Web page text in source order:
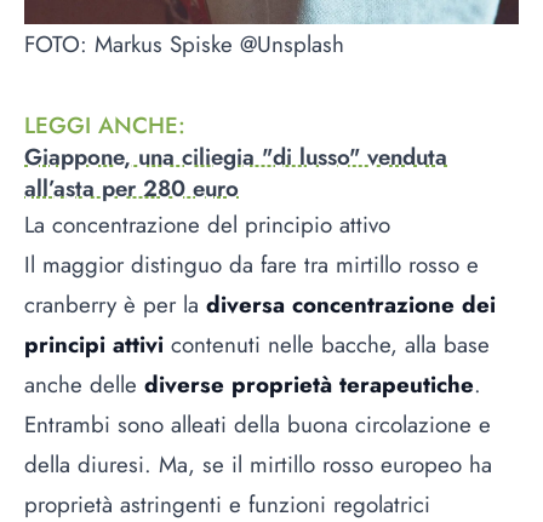
FOTO: Markus Spiske @Unsplash
LEGGI ANCHE:
Giappone, una ciliegia "di lusso" venduta
all’asta per 280 euro
La concentrazione del principio attivo
Il maggior distinguo da fare tra mirtillo rosso e
cranberry è per la diversa concentrazione dei
principi attivi contenuti nelle bacche, alla base
anche delle diverse proprietà terapeutiche.
Entrambi sono alleati della buona circolazione e
della diuresi. Ma, se il mirtillo rosso europeo ha
proprietà astringenti e funzioni regolatrici